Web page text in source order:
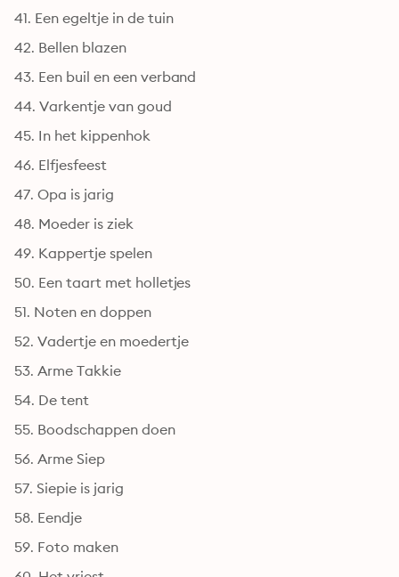
41. Een egeltje in de tuin
42. Bellen blazen
43. Een buil en een verband
44. Varkentje van goud
45. In het kippenhok
46. Elfjesfeest
47. Opa is jarig
48. Moeder is ziek
49. Kappertje spelen
50. Een taart met holletjes
51. Noten en doppen
52. Vadertje en moedertje
53. Arme Takkie
54. De tent
55. Boodschappen doen
56. Arme Siep
57. Siepie is jarig
58. Eendje
59. Foto maken